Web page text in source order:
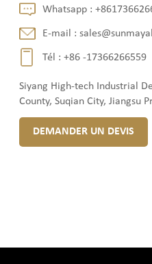
Whatsapp :
E-mail :
Tél :+86 -17366266559
Siyang High-tech Industrial
County, Suqian City, Jiangsu
DEMANDER UN DEVIS